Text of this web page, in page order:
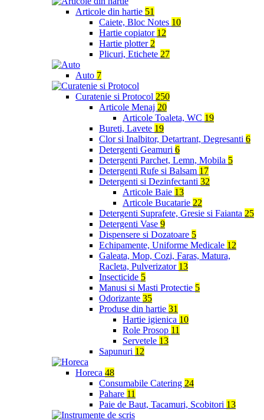
Articole din hartie 51
Caiete, Bloc Notes 10
Hartie copiator 12
Hartie plotter 2
Plicuri, Etichete 27
Auto 7
Curatenie si Protocol 250
Articole Menaj 20
Articole Toaleta, WC 19
Bureti, Lavete 19
Clor si Inalbitor, Detartrant, Degresanti 6
Detergenti Geamuri 6
Detergenti Parchet, Lemn, Mobila 5
Detergenti Rufe si Balsam 17
Detergenti si Dezinfectanti 32
Articole Baie 13
Articole Bucatarie 22
Detergenti Suprafete, Gresie si Faianta 25
Detergenti Vase 9
Dispensere si Dozatoare 5
Echipamente, Uniforme Medicale 12
Galeata, Mop, Cozi, Faras, Matura,
Racleta, Pulverizator 13
Insecticide 5
Manusi si Masti Protectie 5
Odorizante 35
Produse din hartie 31
Hartie igienica 10
Role Prosop 11
Servetele 13
Sapunuri 12
Horeca 48
Consumabile Catering 24
Pahare 11
Paie de Baut, Tacamuri, Scobitori 13